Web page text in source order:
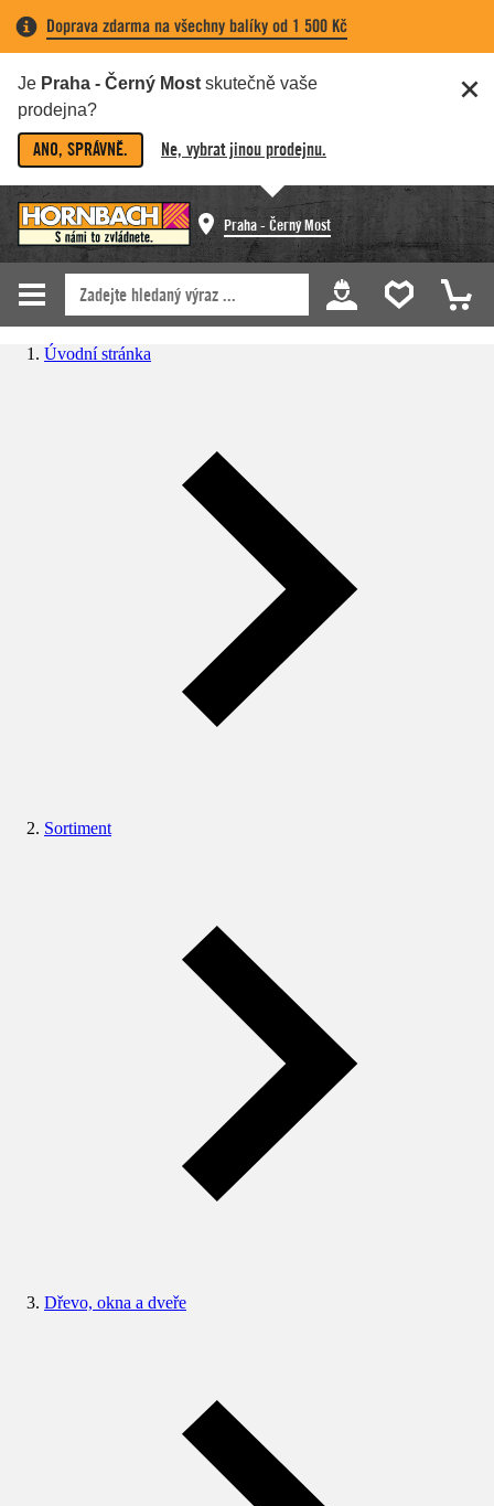
Doprava zdarma na všechny balíky od 1 500 Kč
Je Praha - Černý Most skutečně vaše
prodejna?
ANO, SPRÁVNĚ. Ne, vybrat jinou prodejnu.
Praha - Černý Most
Úvodní stránka
Sortiment
Dřevo, okna a dveře